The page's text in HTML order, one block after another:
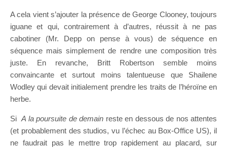
A cela vient s’ajouter la présence de George Clooney, toujours
iguane et qui, contrairement à d’autres, réussit à ne pas
cabotiner (Mr. Depp on pense à vous) de séquence en
séquence mais simplement de rendre une composition très
juste. En revanche, Britt Robertson semble moins
convaincante et surtout moins talentueuse que Shailene
Wodley qui devait initialement prendre les traits de l’héroïne en
herbe.
Si A la poursuite de demain reste en dessous de nos attentes
(et probablement des studios, vu l’échec au Box-Office US), il
ne faudrait pas le mettre trop rapidement au placard, sur